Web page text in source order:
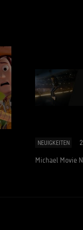
NEUIGKEITEN
Michael Movie